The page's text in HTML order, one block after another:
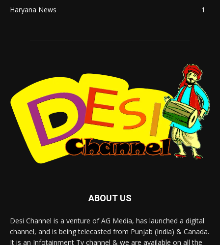
Haryana News
1
ABOUT US
Desi Channel is a venture of AG Media, has launched a digital
channel, and is being telecasted from Punjab (India) & Canada.
It is an Infotainment Tv channel & we are available on all the